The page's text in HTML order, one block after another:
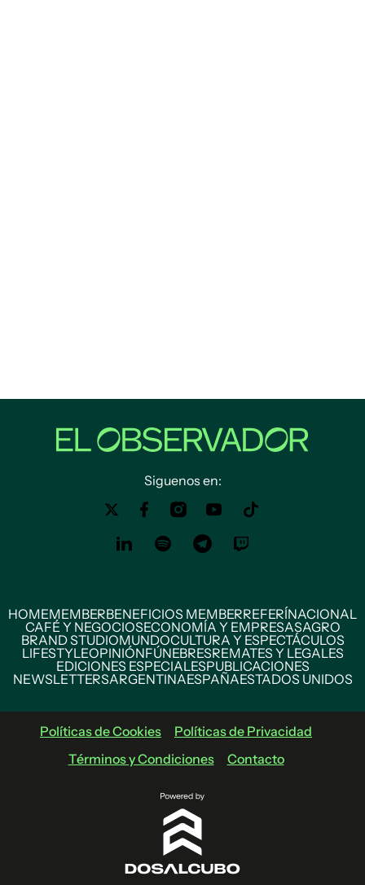
Siguenos en:
HOMEMEMBERBENEFICIOS MEMBERREFERÍNACIONAL
CAFÉ Y NEGOCIOSECONOMÍA Y EMPRESASAGRO
BRAND STUDIOMUNDOCULTURA Y ESPECTÁCULOS
LIFESTYLEOPINIÓNFÚNEBRESREMATES Y LEGALES
EDICIONES ESPECIALESPUBLICACIONES
NEWSLETTERSARGENTINAESPAÑAESTADOS UNIDOS
Políticas de Cookies
Políticas de Privacidad
Términos y Condiciones
Contacto